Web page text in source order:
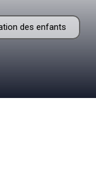
des enfants